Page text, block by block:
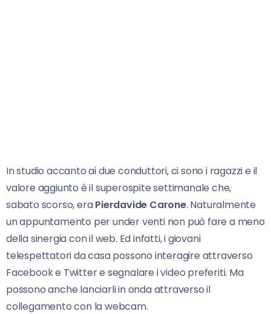
In studio accanto ai due conduttori, ci sono i ragazzi e il
valore aggiunto è il superospite settimanale che,
sabato scorso, eraPierdavide Carone. Naturalmente
un appuntamento per under venti non può fare a meno
della sinergia con il web. Ed infatti, i giovani
telespettatori da casa possono interagire attraverso
Facebook e Twitter e segnalare i video preferiti. Ma
possono anche lanciarli in onda attraverso il
collegamento con la webcam.